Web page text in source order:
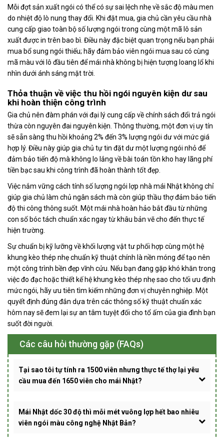
Mỗi đợt sản xuất ngói có thể có sự sai lệch nhẹ về sắc độ màu men
do nhiệt độ lò nung thay đổi. Khi đặt mua, gia chủ cần yêu cầu nhà
cung cấp giao toàn bộ số lượng ngói trong cùng một mã lô sản
xuất được in trên bao bì. Điều này đặc biệt quan trọng nếu bạn phải
mua bổ sung ngói thiếu; hãy đảm bảo viên ngói mua sau có cùng
mã màu với lô đầu tiên để mái nhà không bị hiện tượng loang lổ khi
nhìn dưới ánh sáng mặt trời.
Thỏa thuận về việc thu hồi ngói nguyên kiện dư sau
khi hoàn thiện công trình
Gia chủ nên đàm phán với đại lý cung cấp về chính sách đổi trả ngói
thừa còn nguyên đai nguyên kiện. Thông thường, một đơn vị uy tín
sẽ sẵn sàng thu hồi khoảng 2% đến 3% lượng ngói dư với mức giá
hợp lý. Điều này giúp gia chủ tự tin đặt dư một lượng ngói nhỏ để
đảm bảo tiến độ mà không lo lắng về bài toán tồn kho hay lãng phí
tiền bạc sau khi công trình đã hoàn thành tốt đẹp.
Việc nắm vững cách tính số lượng ngói lợp nhà mái Nhật không chỉ
giúp gia chủ làm chủ ngân sách mà còn giúp thầu thợ đảm bảo tiến
độ thi công thông suốt. Một mái nhà hoàn hảo bắt đầu từ những
con số bóc tách chuẩn xác ngay từ khâu bản vẽ cho đến thực tế
hiện trường.
Sự chuẩn bị kỹ lưỡng về khối lượng vật tư phối hợp cùng một hệ
khung kèo thép nhẹ chuẩn kỹ thuật chính là nền móng để tạo nên
một công trình bền đẹp vĩnh cửu. Nếu bạn đang gặp khó khăn trong
việc đo đạc hoặc thiết kế hệ khung kèo thép nhẹ sao cho tối ưu định
mức ngói, hãy ưu tiên tìm kiếm những đơn vị chuyên nghiệp. Một
quyết định đúng đắn dựa trên các thông số kỹ thuật chuẩn xác
hôm nay sẽ đem lại sự an tâm tuyệt đối cho tổ ấm của gia đình bạn
suốt đời người.
Các câu hỏi thường gặp (FAQs)
Tại sao tôi tự tính ra 1500 viên nhưng thực tế thợ lại yêu
cầu mua đến 1650 viên cho mái Nhật?
Mái Nhật dốc 30 độ thì mỗi mét vuông lợp hết bao nhiêu
viên ngói màu công nghệ Nhật Bản?